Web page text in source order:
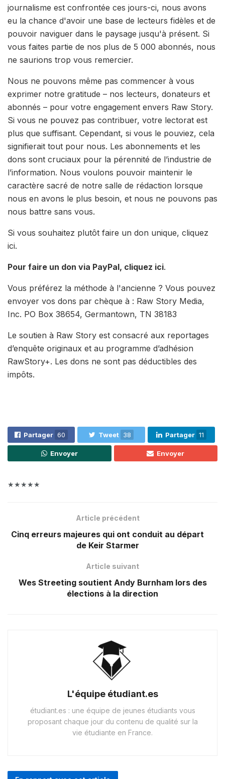
journalisme est confrontée ces jours-ci, nous avons
eu la chance d'avoir une base de lecteurs fidèles et de
pouvoir naviguer dans le paysage jusqu'à présent. Si
vous faites partie de nos plus de 5 000 abonnés, nous
ne saurions trop vous remercier.
Nous ne pouvons même pas commencer à vous
exprimer notre gratitude – nos lecteurs, donateurs et
abonnés – pour votre engagement envers Raw Story.
Si vous ne pouvez pas contribuer, votre lectorat est
plus que suffisant. Cependant, si vous le pouviez, cela
signifierait tout pour nous. Les abonnements et les
dons sont cruciaux pour la pérennité de l’industrie de
l’information. Nous voulons pouvoir maintenir le
caractère sacré de notre salle de rédaction lorsque
nous en avons le plus besoin, et nous ne pouvons pas
nous battre sans vous.
Si vous souhaitez plutôt faire un don unique, cliquez
ici.
Pour faire un don via PayPal, cliquez ici.
Vous préférez la méthode à l'ancienne ? Vous pouvez
envoyer vos dons par chèque à : Raw Story Media,
Inc. PO Box 38654, Germantown, TN 38183
Le soutien à Raw Story est consacré aux reportages
d’enquête originaux et au programme d’adhésion
RawStory+. Les dons ne sont pas déductibles des
impôts.
Partager 60 Tweet 38 Partager 11
Envoyer Envoyer
★★★★★
Article précédent
Cinq erreurs majeures qui ont conduit au départ
de Keir Starmer
Article suivant
Wes Streeting soutient Andy Burnham lors des
élections à la direction
L'équipe étudiant.es
étudiant.es : une équipe de jeunes étudiants vous
proposant chaque jour du contenu de qualité sur la
vie étudiante en France.